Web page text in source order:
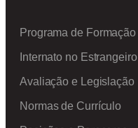
Programa de Formação
Internato no Estrangeiro
Avaliação e Legislação
Normas de Currículo